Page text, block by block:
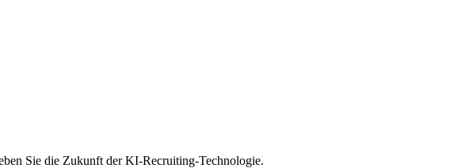
Sie die Zukunft der KI-Recruiting-Technologie.